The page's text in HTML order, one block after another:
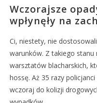
Wczorajsze
wpłynęły na
Ci, niestety, nie
warunków. Z takiego stanu
warsztatów blacharskich,
hossę. Aż 35 razy
wczoraj do kolizji